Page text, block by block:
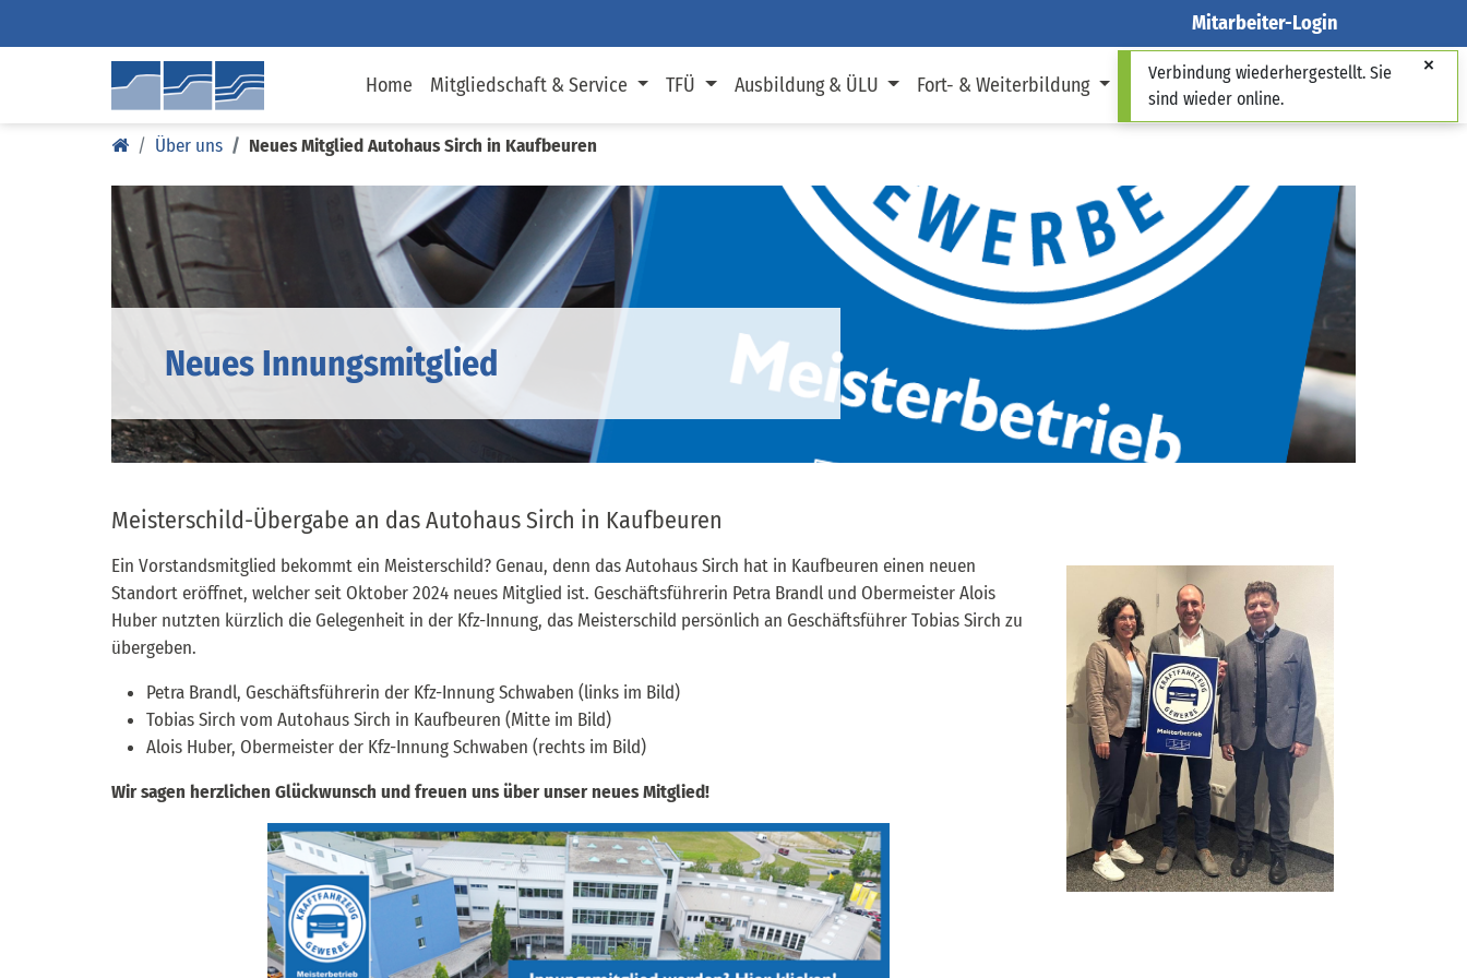
Mitarbeiter-Login
Home Mitgliedschaft & Service TFÜ Ausbildung & ÜLU Fort- & Weiterbildung Über uns
Über uns Neues Mitglied Autohaus Sirch in Kaufbeuren
Neues Innungsmitglied
Meisterschild-Übergabe an das Autohaus Sirch in Kaufbeuren
Ein Vorstandsmitglied bekommt ein Meisterschild? Genau, denn das Autohaus Sirch hat in Kaufbeuren einen neuen
Standort eröffnet, welcher seit Oktober 2024 neues Mitglied ist. Geschäftsführerin Petra Brandl und Obermeister Alois
Huber nutzten kürzlich die Gelegenheit in der Kfz-Innung, das Meisterschild persönlich an Geschäftsführer Tobias Sirch zu
übergeben.
Petra Brandl, Geschäftsführerin der Kfz-Innung Schwaben (links im Bild)
Tobias Sirch vom Autohaus Sirch in Kaufbeuren (Mitte im Bild)
Alois Huber, Obermeister der Kfz-Innung Schwaben (rechts im Bild)
Wir sagen herzlichen Glückwunsch und freuen uns über unser neues Mitglied!
Verbindung wiederhergestellt. Sie
sind wieder online.